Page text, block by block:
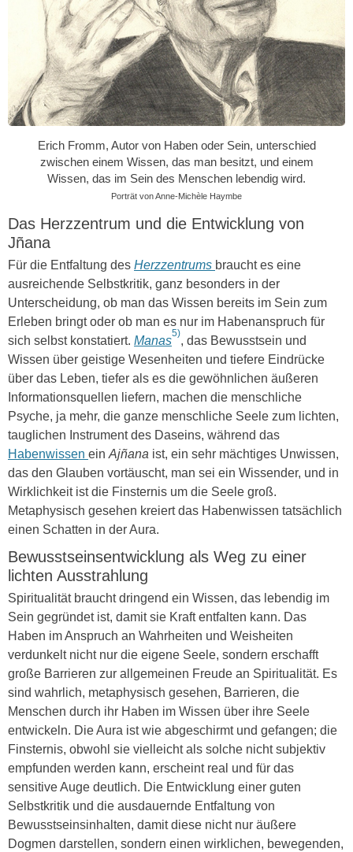
Erich Fromm, Autor von Haben oder Sein, unterschied
zwischen einem Wissen, das man besitzt, und einem
Wissen, das im Sein des Menschen lebendig wird.
Porträt von Anne-Michèle Haymbe
Das Herzzentrum und die Entwicklung von
Jñana
Für die Entfaltung des Herzzentrums braucht es eine
ausreichende Selbstkritik, ganz besonders in der
Unterscheidung, ob man das Wissen bereits im Sein zum
Erleben bringt oder ob man es nur im Habenanspruch für
sich selbst konstatiert. Manas
5)
, das Bewusstsein und
Wissen über geistige Wesenheiten und tiefere Eindrücke
über das Leben, tiefer als es die gewöhnlichen äußeren
Informationsquellen liefern, machen die menschliche
Psyche, ja mehr, die ganze menschliche Seele zum lichten,
tauglichen Instrument des Daseins, während das
Habenwissen ein Ajñana ist, ein sehr mächtiges Unwissen,
das den Glauben vortäuscht, man sei ein Wissender, und in
Wirklichkeit ist die Finsternis um die Seele groß.
Metaphysisch gesehen kreiert das Habenwissen tatsächlich
einen Schatten in der Aura.
Bewusstseinsentwicklung als Weg zu einer
lichten Ausstrahlung
Spiritualität braucht dringend ein Wissen, das lebendig im
Sein gegründet ist, damit sie Kraft entfalten kann. Das
Haben im Anspruch an Wahrheiten und Weisheiten
verdunkelt nicht nur die eigene Seele, sondern erschafft
große Barrieren zur allgemeinen Freude an Spiritualität. Es
sind wahrlich, metaphysisch gesehen, Barrieren, die
Menschen durch ihr Haben im Wissen über ihre Seele
entwickeln. Die Aura ist wie abgeschirmt und gefangen; die
Finsternis, obwohl sie vielleicht als solche nicht subjektiv
empfunden werden kann, erscheint real und für das
sensitive Auge deutlich. Die Entwicklung einer guten
Selbstkritik und die ausdauernde Entfaltung von
Bewusstseinsinhalten, damit diese nicht nur äußere
Dogmen darstellen, sondern einen wirklichen, bewegenden,